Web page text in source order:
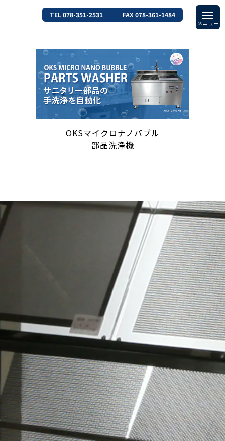
TEL 078-351-2531 FAX 078-361-1484
OKSマイクロナノバブル
部品洗浄機